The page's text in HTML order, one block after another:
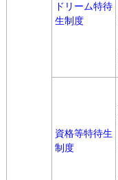
ドリーム特待
生制度
資格等特待生
制度